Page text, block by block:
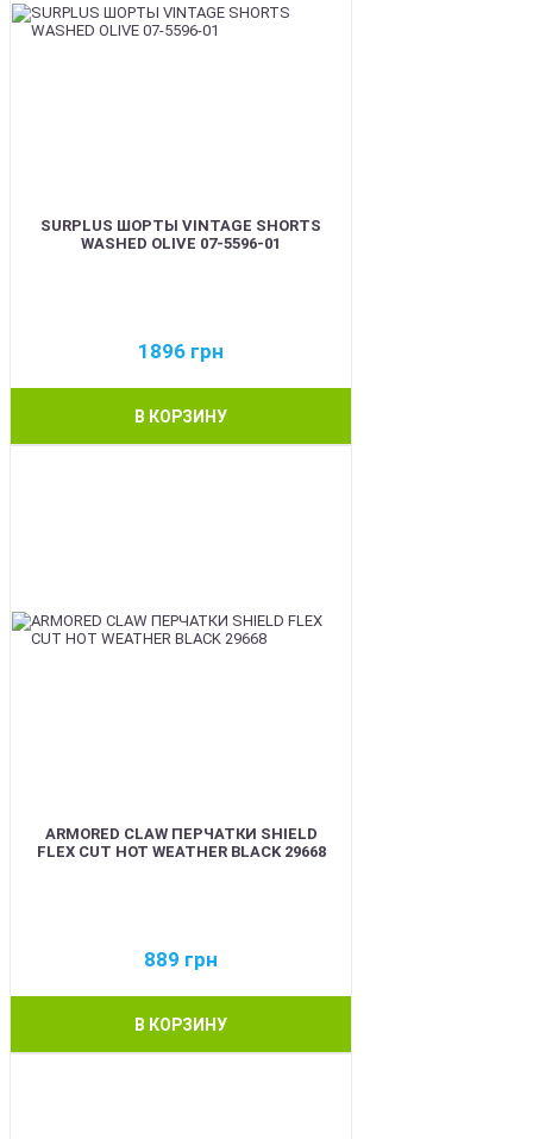
SURPLUS ШОРТЫ VINTAGE SHORTS
WASHED OLIVE 07-5596-01
1896 грн
В КОРЗИНУ
ARMORED CLAW ПЕРЧАТКИ SHIELD
FLEX CUT HOT WEATHER BLACK 29668
889 грн
В КОРЗИНУ